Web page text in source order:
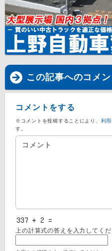
この記事へのコメン
コメントをする
※コメントを投稿することにより、 利
す。
上の計算式の答えを入力してく